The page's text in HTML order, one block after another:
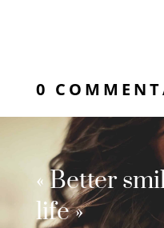
0
« Better
life »